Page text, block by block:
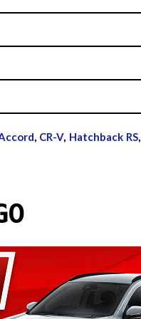
, CR-V, Hatchback RS,